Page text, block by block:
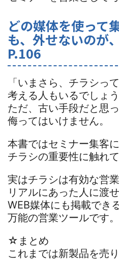
どの媒体を使って
も、外せないのが
P.106
「いまさら、チラシっ
考える人もいるでしょう
ただ、古い手段だと思
侮ってはいけません。
本書ではセミナー集客
チラシの重要性に触れて
実はチラシは有効な営業
リアルにあった人に渡
WEB媒体にも掲載でき
万能の営業ツールです。
☆まとめ
これまでは新製品を売